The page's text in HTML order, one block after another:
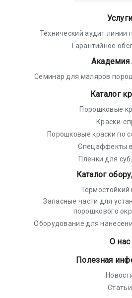
Услуги
Технический аудит линии
Гарантийное
Семинар для маляров
Каталог
Порошковые
Краски-
Порошковые краски по
Спецэффекты в
Пленки для
Каталог
Термостойкий
Запасные части для
порошкового
Оборудование для
О нас
Полезная
Статьи